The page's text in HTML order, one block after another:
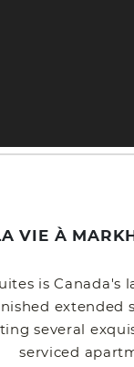
VIE À
is Canada's
extended
several
serviced